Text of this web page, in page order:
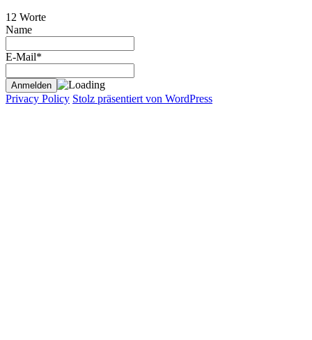
12 Worte
Name
E-Mail*
Privacy Policy Stolz präsentiert von WordPress